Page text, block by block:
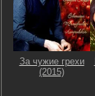
За чужие грехи
(2015)